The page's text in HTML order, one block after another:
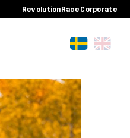
RevolutionRace Corporate